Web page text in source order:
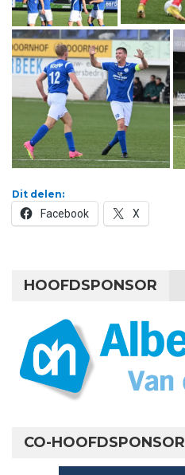
Dit delen:
Facebook X
HOOFDSPONSOR
CO-HOOFDSPONSOR